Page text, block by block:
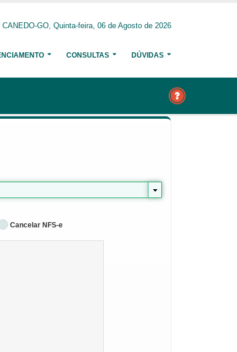
CANEDO-GO, Quinta-feira, 06 de Agosto de 2026
CONSULTAS DÚVIDAS
Cancelar NFS-e